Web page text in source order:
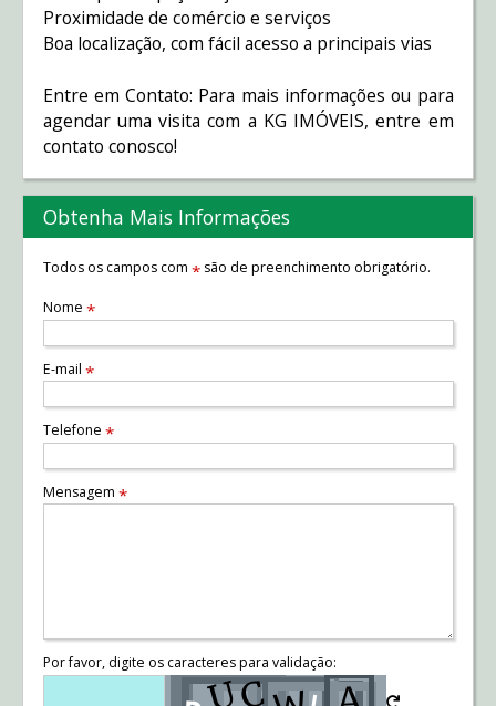
Proximidade de comércio e serviços
Boa localização, com fácil acesso a principais vias
Entre em Contato: Para mais informações ou para
agendar uma visita com a KG IMÓVEIS, entre em
contato conosco!
Obtenha Mais Informações
Todos os campos com *são de preenchimento obrigatório.
Nome *
E-mail *
Telefone *
Mensagem *
Por favor, digite os caracteres para validação: